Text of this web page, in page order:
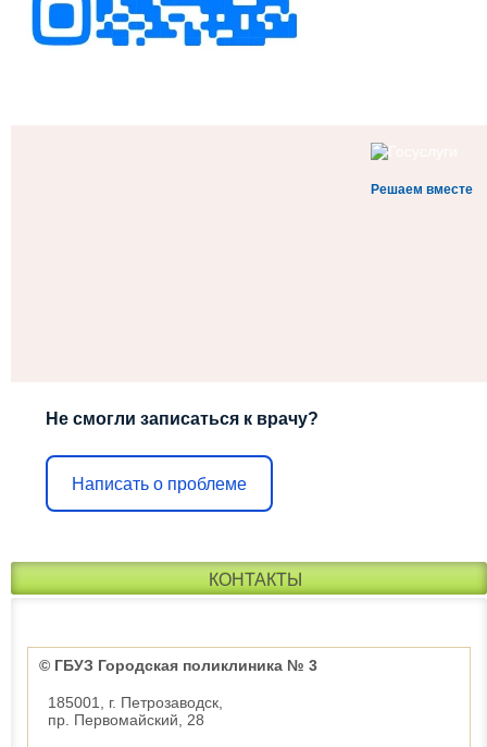
Решаем вместе
Не смогли записаться к врачу?
Написать о проблеме
КОНТАКТЫ
© ГБУЗ Городская поликлиника № 3
185001, г. Петрозаводск,
пр. Первомайский, 28